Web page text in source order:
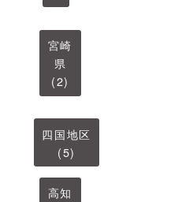
宮崎
県
(2)
四国地区
(5)
高知